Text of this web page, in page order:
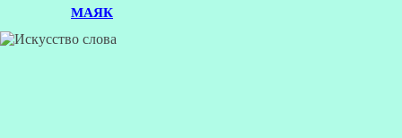
МАЯК